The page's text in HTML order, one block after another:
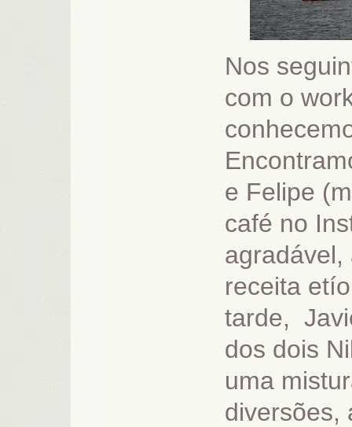
Nos
com o
e Felipe
café no
receita
tarde,
dos dois
uma
diversões,